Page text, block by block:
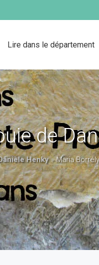
Lire dans le département
de
Henky»Maria